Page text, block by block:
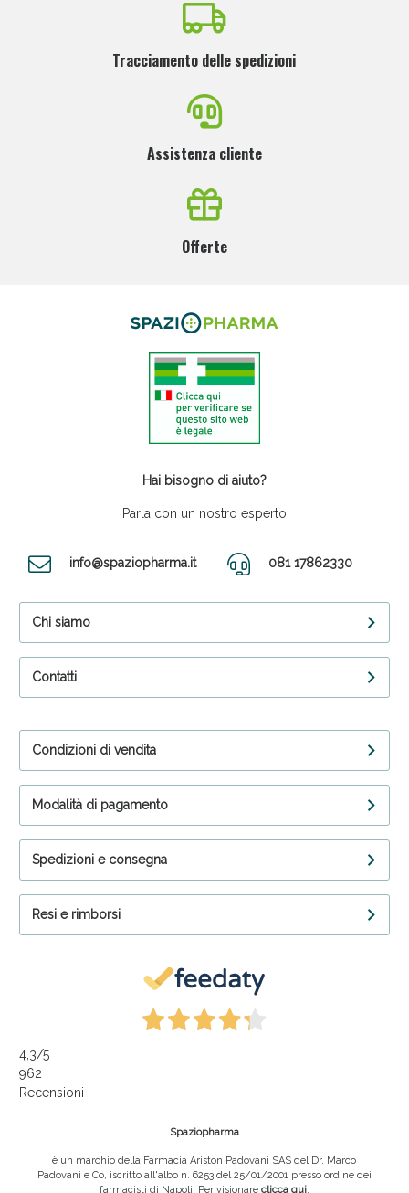
Tracciamento delle spedizioni
Assistenza cliente
Offerte
Hai bisogno di aiuto?
Parla con un nostro esperto
info@spaziopharma.it 081 17862330
Chi siamo
Contatti
Condizioni di vendita
Modalità di pagamento
Spedizioni e consegna
Resi e rimborsi
4,3/5
962
Recensioni
Spaziopharma
è un marchio della Farmacia Ariston Padovani SAS del Dr. Marco
Padovani e Co, iscritto all'albo n. 6253 del 25/01/2001 presso ordine dei
farmacisti di Napoli. Per visionare clicca qui.